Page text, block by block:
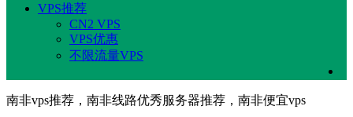
VPS推荐
CN2 VPS
VPS优惠
不限流量VPS
南非vps推荐，南非线路优秀服务器推荐，南非便宜vps